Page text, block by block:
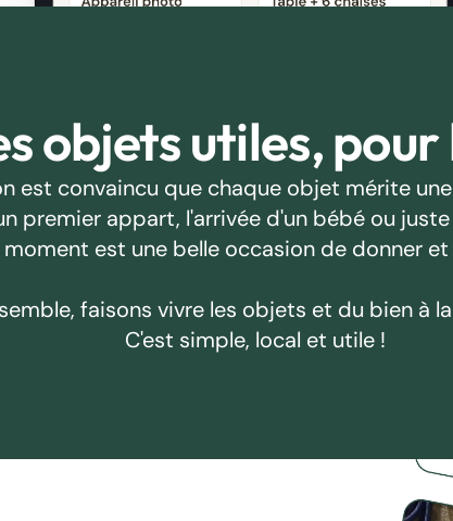
objets utiles, pour
est convaincu que chaque objet mérite
premier appart, l'arrivée d'un bébé ou
est une belle occasion de donner
faisons vivre les objets et du bien à
C'est simple, local et utile !